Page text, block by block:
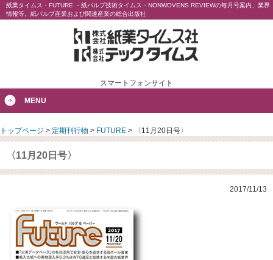
紙業タイムス・FUTURE ・紙パルプ技術タイムス・NONWOVENS REVIEWの毎月号案内、業界
情報等。紙パルプ産業および関連産業の総合出版社
スマートフォンサイト
MENU
トップページ > 定期刊行物 > FUTURE > 〈11月20日号〉
〈11月20日号〉
2017/11/13